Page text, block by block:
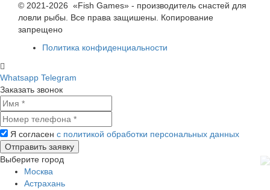
© 2021-2026 «Fish Games» - производитель снастей для
ловли рыбы. Все права защишены. Копирование
запрещено
Политика конфиденциальности
Whatsapp Telegram
Заказать звонок
Я согласен с политикой обработки персональных данных
Выберите город
Москва
Астрахань